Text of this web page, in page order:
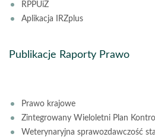
RPPUiŻ
Aplikacja IRZplus
Publikacje Raporty Prawo
Prawo krajowe
Zintegrowany Wieloletni Plan
Weterynaryjna sprawozdawczość